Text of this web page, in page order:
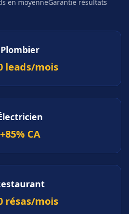
en moyenneGarantie résultats
Plombier
leads/mois
+85% CA
résas/mois